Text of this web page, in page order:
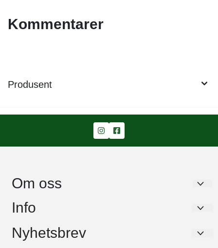
Kommentarer
Produsent
Om oss
Garden Living AS
1462 Fjellhamar
Info
Om oss
Nyhetsbrev